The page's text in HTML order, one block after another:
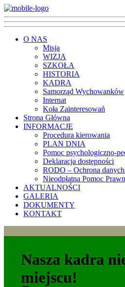
O NAS
Misja
WIZJA
SZKOŁA
HISTORIA
KADRA
Samorząd Wychowanków
Internat
Koła Zainteresowań
Strona Główna
INFORMACJE
Procedura kierowania
PLAN DNIA
Pomoc psychologiczno-
Deklaracja dostępności
RODO – Ochrona
Nieodpłatna Pomoc
AKTUALNOŚCI
GALERIA
DOKUMENTY
KONTAKT
Nasza kadra
miejscu!